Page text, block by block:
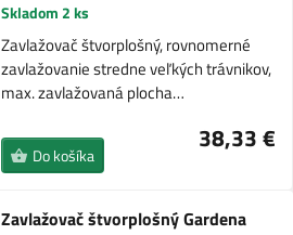
Skladom 2 ks
Zavlažovač štvorplošný, rovnomerné
zavlažovanie stredne veľkých trávnikov,
max. zavlažovaná plocha…
38,33 €
Do košíka
Zavlažovač štvorplošný Gardena